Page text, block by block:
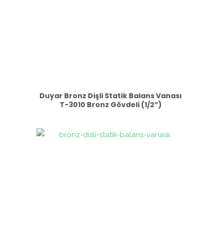
Duyar Bronz Dişli Statik Balans Vanası
T-3010 Bronz Gövdeli (1/2”)